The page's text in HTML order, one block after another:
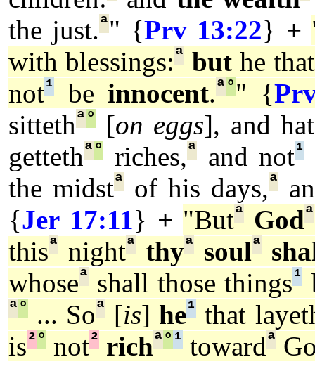
the just.ª" {Prv 13:22} +
with blessings:ª but he
not¹ be innocent.ª°" {
sittethª° [on eggs], and
gettethª° riches,ªand not¹
the midstª of his days,ª
{Jer 17:11} + "Butª Godª
thisª nightª thyª soulª
whoseª shall those things¹
ª° ... Soª [is] he¹ that
is²° not² richª° ¹ towardª